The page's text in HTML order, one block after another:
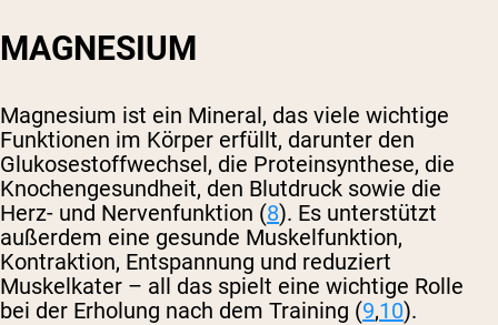
MAGNESIUM
Magnesium ist ein Mineral, das viele wichtige
Funktionen im Körper erfüllt, darunter den
Glukosestoffwechsel, die Proteinsynthese, die
Knochengesundheit, den Blutdruck sowie die
Herz- und Nervenfunktion (8). Es unterstützt
außerdem eine gesunde Muskelfunktion,
Kontraktion, Entspannung und reduziert
Muskelkater – all das spielt eine wichtige Rolle
bei der Erholung nach dem Training (9,10).